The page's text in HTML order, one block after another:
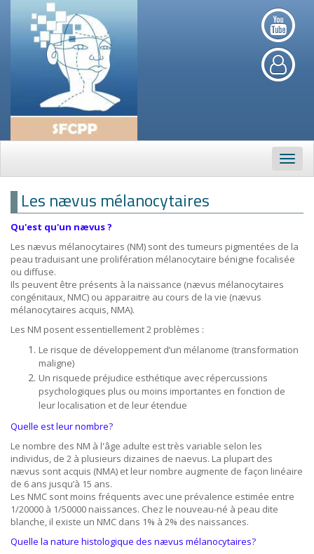
Les nævus mélanocytaires
Qu'est qu'un nævus ?
Les nævus mélanocytaires (NM) sont des tumeurs pigmentées de la
peau traduisant une prolifération mélanocytaire bénigne focalisée
ou diffuse.
Ils peuvent être présents à la naissance (nævus mélanocytaires
congénitaux, NMC) ou apparaitre au cours de la vie (nævus
mélanocytaires acquis, NMA).
Les NM posent essentiellement 2 problèmes :
Le risque de développement d’un mélanome (transformation
maligne)
Un risquede préjudice esthétique avec répercussions
psychologiques plus ou moins importantes en fonction de
leur localisation et de leur étendue
Quelle est leur nombre?
Le nombre des NM à l'âge adulte est très variable selon les
individus, de 2 à plusieurs dizaines de naevus. La plupart des
nævus sont acquis (NMA) et leur nombre augmente de façon linéaire
de 6 ans jusqu’à 15 ans.
Les NMC sont moins fréquents avec une prévalence estimée entre
1/20000 à 1/50000 naissances. Chez le nouveau-né à peau dite
blanche, il existe un NMC dans 1% à 2% des naissances.
Quelle la nature histologique des nævus mélanocytaires?